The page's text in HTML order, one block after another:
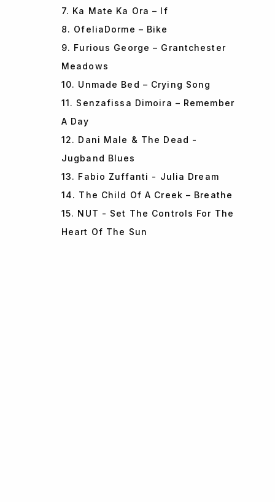
7. Ka Mate Ka Ora – If
8. OfeliaDorme – Bike
9. Furious George – Grantchester
Meadows
10. Unmade Bed – Crying Song
11. Senzafissa Dimoira – Remember
A Day
12. Dani Male & The Dead -
Jugband Blues
13. Fabio Zuffanti - Julia Dream
14. The Child Of A Creek – Breathe
15. NUT - Set The Controls For The
Heart Of The Sun